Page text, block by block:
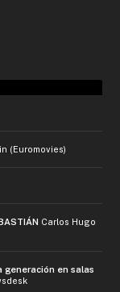
(Euromovies)
Carlos Hugo
generación en salas